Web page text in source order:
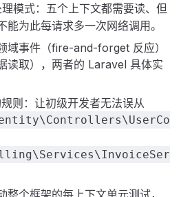
模式：五个上下文都需要读、但
能为此每请求多一次网络调用。
域事件（fire-and-forget 反应）
读取），两者的 Laravel 具体实
则：让初级开发者无法误从
个框架的每上下文单元测试，